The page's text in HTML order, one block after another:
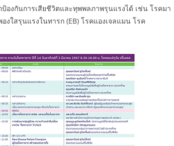
องกันการเสียชีวิตและทุพพลภาพรุนแรงได้ เช่น โรคมา
ใสรุนแรงในทารก (EB) โรคแองเจลแมน โรค